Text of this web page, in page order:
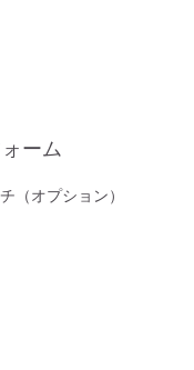
みください～
に参拝するの
おはらえ）」
ーム
（オプション）